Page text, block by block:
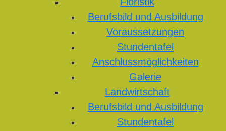
Berufsbild und Ausbildung
Voraussetzungen
Stundentafel
Anschlussmöglichkeiten
Galerie
Landwirtschaft
Berufsbild und Ausbildung
Stundentafel